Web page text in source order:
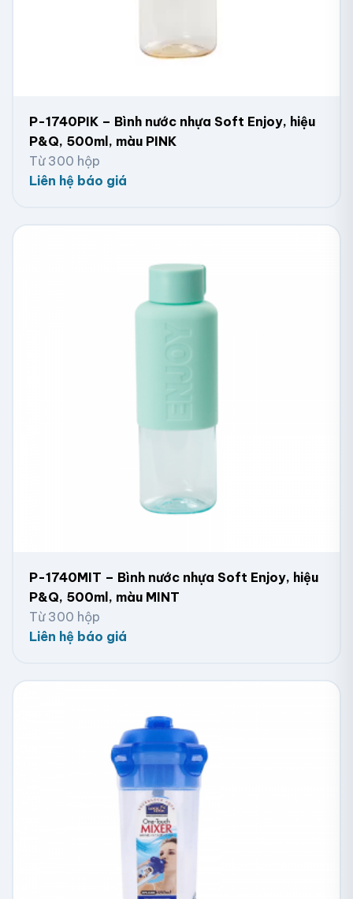
P-1740PIK – Bình nước nhựa Soft Enjoy, hiệu
P&Q, 500ml, màu PINK
Từ 300 hộp
Liên hệ báo giá
P-1740MIT – Bình nước nhựa Soft Enjoy, hiệu
P&Q, 500ml, màu MINT
Từ 300 hộp
Liên hệ báo giá